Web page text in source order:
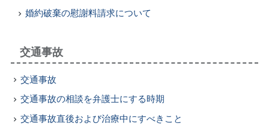
婚約破棄の慰謝料請求について
交通事故
交通事故
交通事故の相談を弁護士にする時期
交通事故直後および治療中にすべきこと